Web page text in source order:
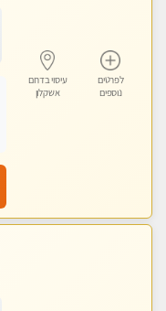
לפרטים
נוספים
עיסוי בדרום
אשקלון